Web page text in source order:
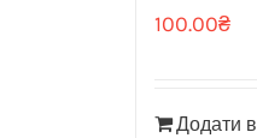
100.00₴
Додати в